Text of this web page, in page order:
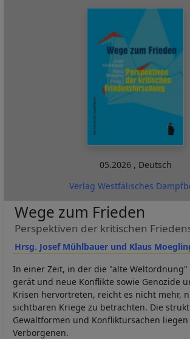
05.2026 , Deutsch
Verlag Westfälisches
Hrsg. Josef Mühlbauer und Klaus
Wege zum Frieden
Perspektiven der kritischen
In einer Zeit, in der die "alte Weltordnung"
gerät und neue Konflikte sowie Genozide
Krisen hervortreten, reicht es nicht mehr,
sichtbaren Kriege zu betrachten. Die
Gewaltformen und Konfliktursachen
Verborgenen.